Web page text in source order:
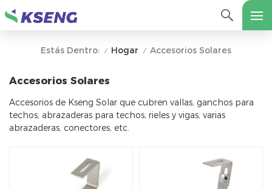
Estás Dentro: / Hogar / Accesorios Solares
Accesorios Solares
Accesorios de Kseng Solar que cubren vallas, ganchos para
techos, abrazaderas para techos, rieles y vigas, varias
abrazaderas, conectores, etc.